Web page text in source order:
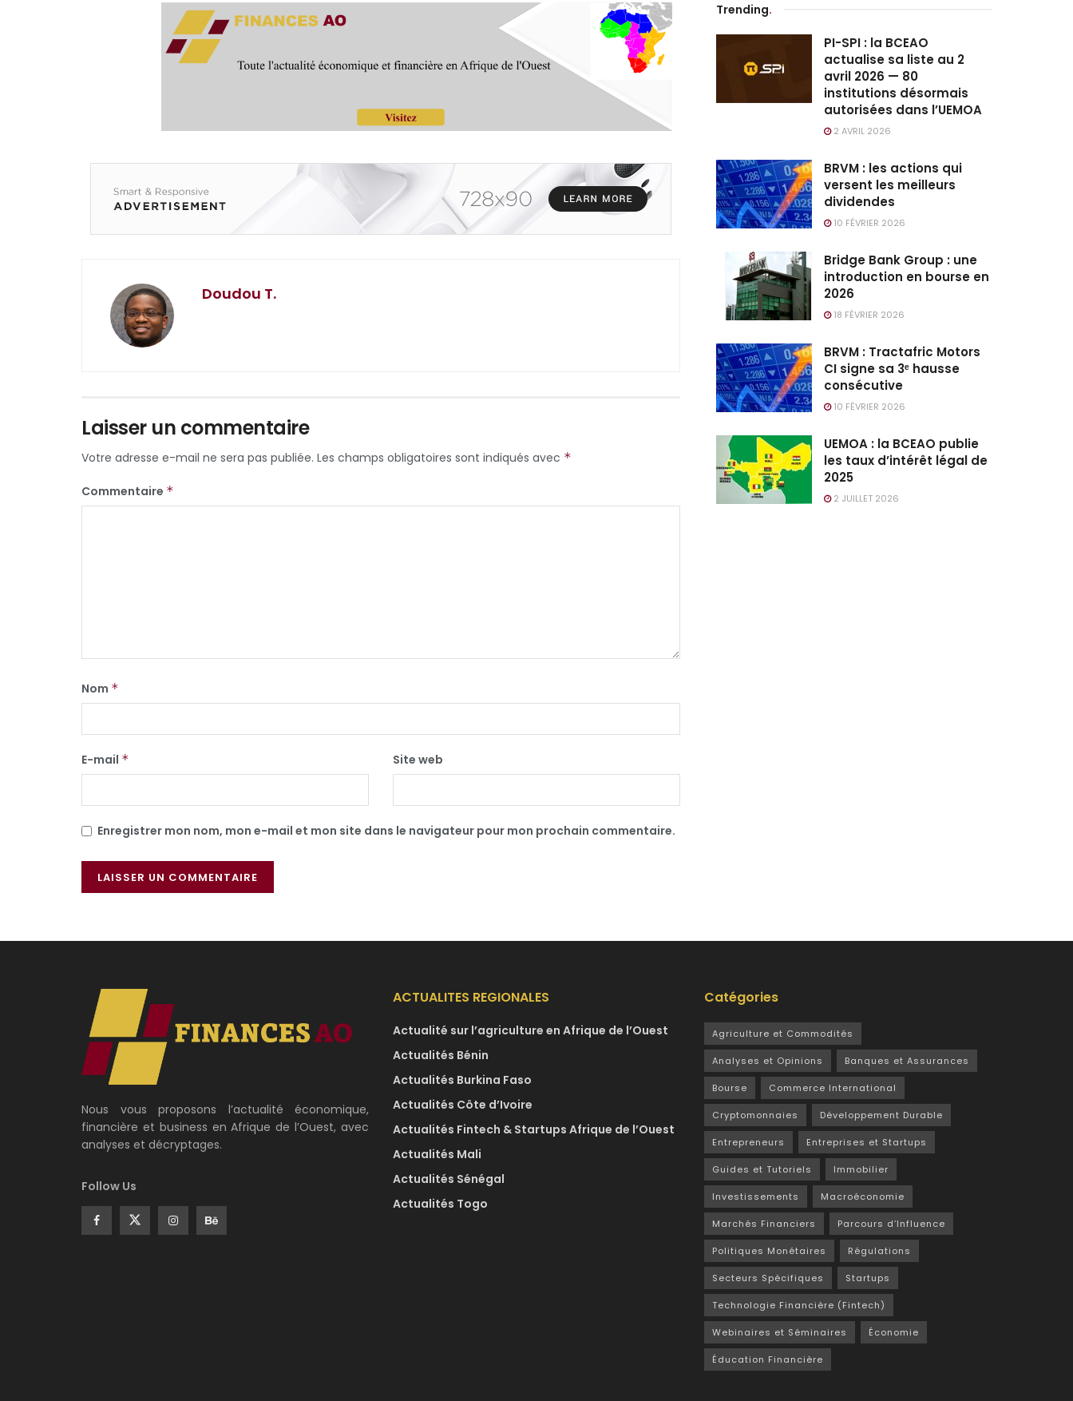
Doudou T.
Laisser un commentaire
Votre adresse e-mail ne sera pas publiée. Les champs obligatoires sont indiqués avec *
Commentaire *
Nom *
E-mail * Site web
Enregistrer mon nom, mon e-mail et mon site dans le navigateur pour mon prochain commentaire.
Trending.
PI-SPI : la BCEAO
actualise sa liste au 2
avril 2026 — 80
institutions désormais
autorisées dans l’UEMOA
2 AVRIL 2026
BRVM : les actions qui
versent les meilleurs
dividendes
10 FÉVRIER 2026
Bridge Bank Group : une
introduction en bourse en
2026
18 FÉVRIER 2026
BRVM : Tractafric Motors
CI signe sa 3ᵉ hausse
consécutive
10 FÉVRIER 2026
UEMOA : la BCEAO publie
les taux d’intérêt légal de
2025
2 JUILLET 2026
Nous vous proposons l’actualité économique,
financière et business en Afrique de l’Ouest, avec
analyses et décryptages.
Follow Us
ACTUALITES REGIONALES
Actualité sur l’agriculture en Afrique de l’Ouest
Actualités Bénin
Actualités Burkina Faso
Actualités Côte d’Ivoire
Actualités Fintech & Startups Afrique de l’Ouest
Actualités Mali
Actualités Sénégal
Actualités Togo
Catégories
Agriculture et Commodités
Analyses et Opinions Banques et Assurances
Bourse Commerce International
Cryptomonnaies Développement Durable
Entrepreneurs Entreprises et Startups
Guides et Tutoriels Immobilier
Investissements Macroéconomie
Marchés Financiers Parcours d’Influence
Politiques Monétaires Régulations
Secteurs Spécifiques Startups
Technologie Financière (Fintech)
Webinaires et Séminaires Économie
Éducation Financière